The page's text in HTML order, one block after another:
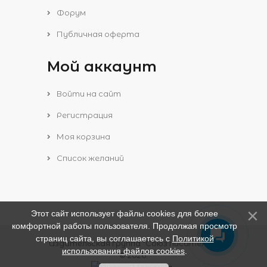
Форум
Публичная оферта
Мой аккаунт
Войти на сайт
Регистрация
Моя корзина
Список желаний
Издательская группа "Союз писателей"
© 2026.
Этот сайт использует файлы cookies для более
комфортной работы пользователя. Продолжая просмотр
страниц сайта, вы соглашаетесь с Политикой
использования файлов cookies